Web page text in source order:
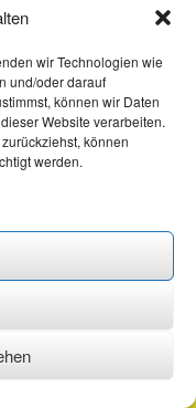
wir Technologien wie
und/oder darauf
können wir Daten
Website verarbeiten.
können
werden.
·Impressum ·